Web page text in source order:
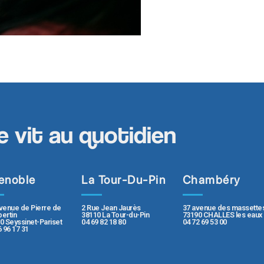
vit au quotidien
de Pierre de
Seyssinet-Pariset
96 17 31
La Tour-Du-Pin
2 Rue Jean Jaurès
38110 La Tour-du-Pin
04 69 82 18 80
Chambéry
37 avenue des
73190 CHALLES les eaux
04 72 69 53 00